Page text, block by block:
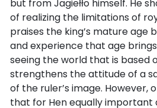
but from Jagiełło himself. He
of realizing the limitations of
praises the king’s mature age
and experience that age
seeing the world that is based
strengthens the attitude of a
of the ruler’s image. However,
that for Hen equally important